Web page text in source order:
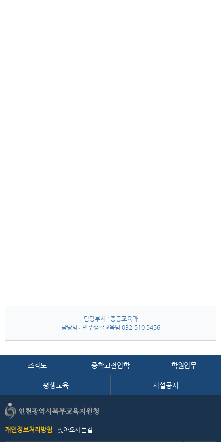
담당부서 : 중등교육과
담당팀 : 민주생활교육팀 032-510-5456
조직도 중학교전입학 학원업무
평생교육 시설공사
개인정보처리방침 찾아오시는길